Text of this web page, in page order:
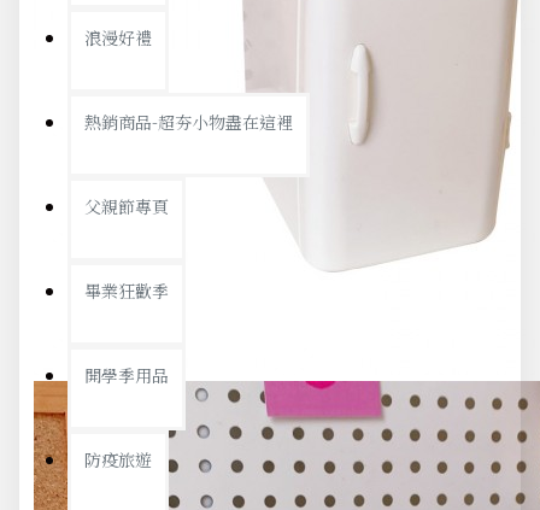
浪漫好禮
熱銷商品-超夯小物盡在這裡
父親節專頁
畢業狂歡季
開學季用品
防疫旅遊